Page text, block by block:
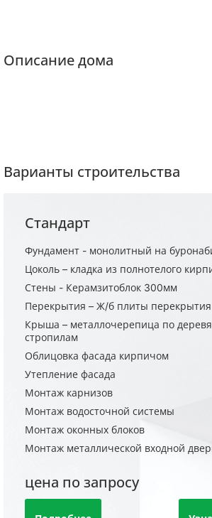
Описание дома
Варианты строительства
Стандарт
Фундамент - монолитный на
Цоколь – кладка из полнотелого
Стены - Керамзитоблок 300мм
Перекрытия – Ж/б плиты перекрытия
Крыша – металлочерепица по
стропилам
Облицовка фасада кирпичом
Утепление фасада
Монтаж карнизов
Монтаж водосточной системы
Монтаж оконных блоков
Монтаж металлической входной
цена по запросу